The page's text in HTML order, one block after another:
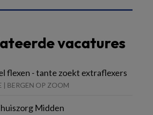
vacatures
flexen - tante zoekt extraflexers
| BERGEN OP ZOOM
Midden